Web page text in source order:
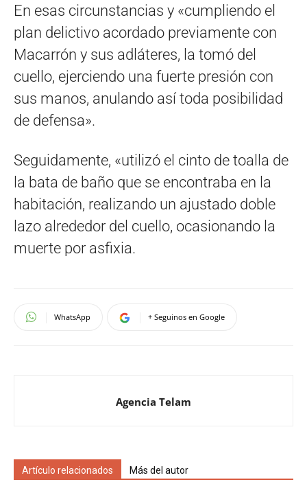
En esas circunstancias y «cumpliendo el
plan delictivo acordado previamente con
Macarrón y sus adláteres, la tomó del
cuello, ejerciendo una fuerte presión con
sus manos, anulando así toda posibilidad
de defensa».
Seguidamente, «utilizó el cinto de toalla de
la bata de baño que se encontraba en la
habitación, realizando un ajustado doble
lazo alrededor del cuello, ocasionando la
muerte por asfixia.
WhatsApp + Seguinos en Google
Agencia Telam
Artículo relacionados Más del autor